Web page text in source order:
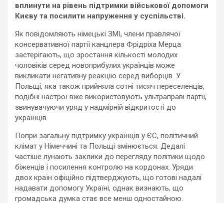
вплинути на рівень підтримки військової допомоги
Києву та посилити напруження у суспільстві.
Як повідомляють німецькі ЗМІ, члени правлячої
консервативної партії канцлера Фрідріха Мерца
застерігають, що зростання кількості молодих
чоловіків серед новоприбулих українців може
викликати негативну реакцію серед виборців. У
Польщі, яка також прийняла сотні тисяч переселенців,
подібні настрої вже використовують ультраправі партії,
звинувачуючи уряд у надмірній відкритості до
українців.
Попри загальну підтримку українців у ЄС, політичний
клімат у Німеччині та Польщі змінюється. Дедалі
частіше лунають заклики до перегляду політики щодо
біженців і посилення контролю на кордонах. Уряди
двох країн офіційно підтверджують, що готові надалі
надавати допомогу Україні, однак визнають, що
громадська думка стає все менш одностайною.